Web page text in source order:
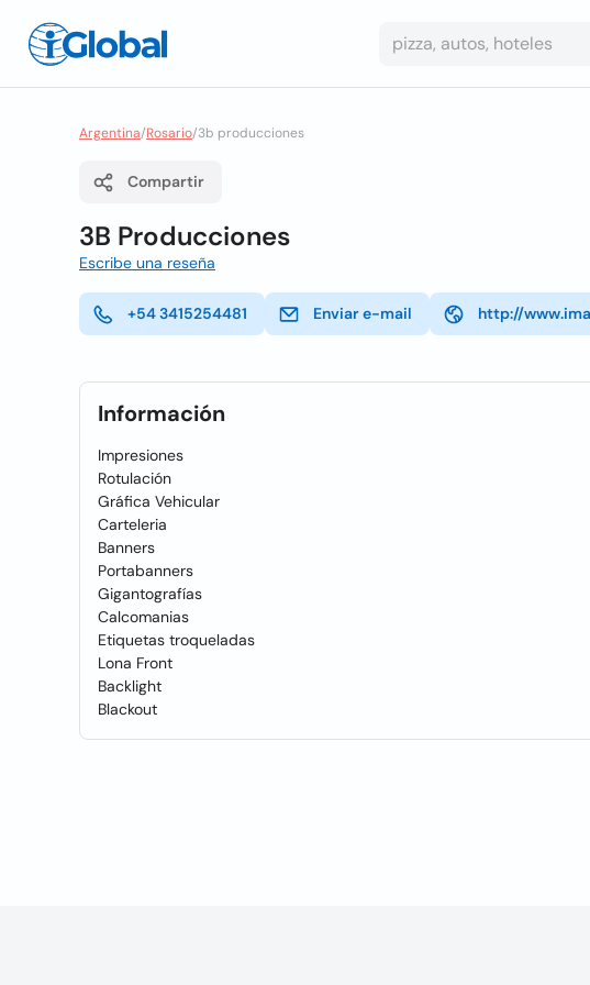
Argentina/Rosario/3b producciones
Compartir
3B Producciones
Escribe una reseña
+54 3415254481 Enviar e-mail http://
Información
Impresiones
Rotulación
Gráfica Vehicular
Carteleria
Banners
Portabanners
Gigantografías
Calcomanias
Etiquetas troqueladas
Lona Front
Backlight
Blackout